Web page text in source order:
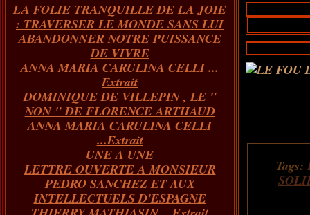
LA FOLIE TRANQUILLE DE LA JOIE
: TRAVERSER LE MONDE SANS LUI
ABANDONNER NOTRE PUISSANCE
DE VIVRE
ANNA MARIA CARULINA CELLI ...
Extrait
DOMINIQUE DE VILLEPIN , LE "
NON " DE FLORENCE ARTHAUD
ANNA MARIA CARULINA CELLI
...Extrait
UNE A UNE
LETTRE OUVERTE A MONSIEUR
PEDRO SANCHEZ ET AUX
INTELLECTUELS D'ESPAGNE
Tags: